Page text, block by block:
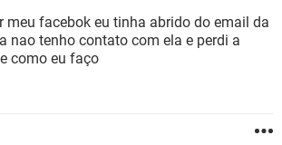
GMAIL
EXCEL
meu facebok eu tinha abrido do email da
nao tenho contato com ela e perdi a
como eu faço